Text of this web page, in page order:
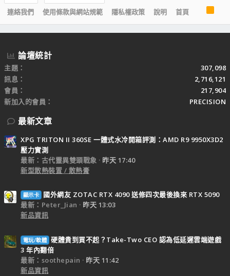
連絡我們
使用條款與網站規範 隱私權政策 說明 首頁
S
論壇統計
主題
307,098
訊息
2,716,121
會員
217,904
新加入的會員
PRECISION
最新文章
XPG TRITON II 360SE 一體式水冷開箱評測：AMD R9 9950X3D2
壓力實測
最新：古代靈異雙頭戰象
昨天 17:40
新型散熱裝置 / 散熱膏
顯示卡
國外網友 ZOTAC RTX 4090 送修四次最後換來 RTX 5090
最新：Peter_Jian
昨天 13:03
新品資訊
電玩/軟體 硬體貴到買不起？Take-Two CEO 認為低延遲雲端遊戲
3 年內翻倍
最新：soothepain
昨天 11:42
新品資訊